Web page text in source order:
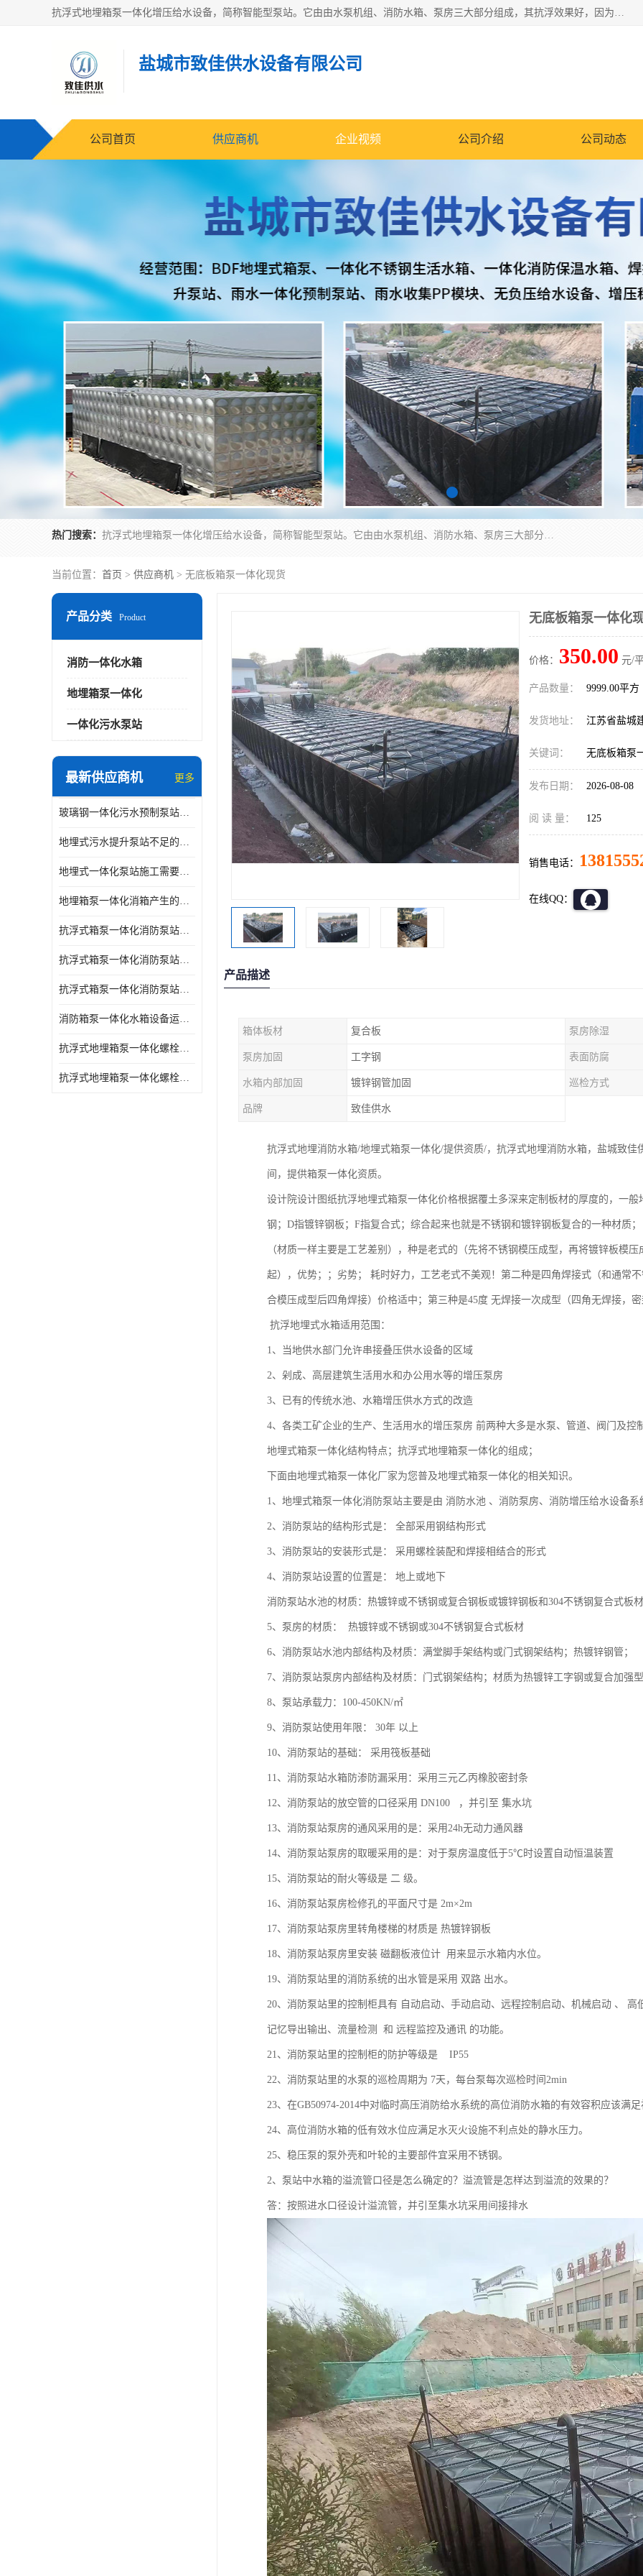
抗浮式地埋箱泵一体化增压给水设备，简称智能型泵站。它由由水泵机组、消防水箱、泵房三大部分组成，其抗浮效果好，因为设计时通过将底板与箱体联在一起，箱体重量抵消了地下水浮力。系统维护好，内部拉筋、泵站、管道，喷淋等各部运行正堂，无一损坏；结构更牢固。
盐城市致佳供水设备有限公司
公司首页 供应商机 企业视频 公司介绍 公司动态
热门搜索： 抗浮式地埋箱泵一体化增压给水设备，简称智能型泵站。它由由水泵机组、消防水箱、泵房三大部分组成，其抗浮效果好，因为设计时通过将底板与箱体联在一起，箱体重量抵消了地下水浮力。系统维护好，内部拉筋、泵站、管道，喷淋等各部运行正堂，无一损坏；结构更牢固。
当前位置： 首页 > 供应商机 > 无底板箱泵一体化现货
产品分类 Product
消防一体化水箱
地埋箱泵一体化
一体化污水泵站
最新供应商机 更多
玻璃钢一体化污水预制泵站与自耦底座怎么连接
地埋式污水提升泵站不足的原因
地埋式一体化泵站施工需要的环境特点
地埋箱泵一体化消箱产生的低频噪音怎样减少
抗浮式箱泵一体化消防泵站有哪些特点
抗浮式箱泵一体化消防泵站的应用场景
抗浮式箱泵一体化消防泵站的数据采集过程
消防箱泵一体化水箱设备运行过程中如护
抗浮式地埋箱泵一体化螺栓连接部分如何防止漏水、漏气呢
抗浮式地埋箱泵一体化螺栓连接部分
无底板箱泵一体化
价格： 350.00 元/
产品数量： 9999.00平方
发货地址： 江苏省盐城
关键词： 无底板箱泵
发布日期： 2026-08-08
阅 读 量： 125
销售电话：
在线QQ：
产品描述
箱体板材 复合板 泵房除湿
泵房加固 工字钢 表面防腐
水箱内部加固 镀锌钢管加固 巡检方式
品牌 致佳供水
抗浮式地埋消防水箱/地埋式箱泵一体化/提供资质/，抗浮式地埋消防水箱，盐城致
间，提供箱泵一体化资质。
设计院设计图纸抗浮地埋式箱泵一体化价格根据覆土多深来定制板材的厚度的，一
钢；D指镀锌钢板；F指复合式；综合起来也就是不锈钢和镀锌钢板复合的一种材质
（材质一样主要是工艺差别），种是老式的（先将不锈钢模压成型，再将镀锌板模
起），优势；；劣势； 耗时好力，工艺老式不美观！第二种是四角焊接式（和通常
合模压成型后四角焊接）价格适中；第三种是45度 无焊接一次成型（四角无焊接，
抗浮地埋式水箱适用范围：
1、当地供水部门允许串接叠压供水设备的区域
2、剁成、高层建筑生活用水和办公用水等的增压泵房
3、已有的传统水池、水箱增压供水方式的改造
4、各类工矿企业的生产、生活用水的增压泵房 前两种大多是水泵、管道、阀门及控
地埋式箱泵一体化结构特点；抗浮式地埋箱泵一体化的组成；
下面由地埋式箱泵一体化厂家为您普及地埋式箱泵一体化的相关知识。
1、地埋式箱泵一体化消防泵站主要是由 消防水池 、消防泵房、消防增压给水设备
2、消防泵站的结构形式是： 全部采用钢结构形式
3、消防泵站的安装形式是： 采用螺栓装配和焊接相结合的形式
4、消防泵站设置的位置是： 地上或地下
消防泵站水池的材质：热镀锌或不锈钢或复合钢板或镀锌钢板和304不锈钢复合式板材
5、泵房的材质： 热镀锌或不锈钢或304不锈钢复合式板材
6、消防泵站水池内部结构及材质：满堂脚手架结构或门式钢架结构；热镀锌钢管；
7、消防泵站泵房内部结构及材质：门式钢架结构；材质为热镀锌工字钢或复合加强
8、泵站承载力：100-450KN/㎡
9、消防泵站使用年限： 30年 以上
10、消防泵站的基础： 采用筏板基础
11、消防泵站水箱防渗防漏采用：采用三元乙丙橡胶密封条
12、消防泵站的放空管的口径采用 DN100 ，并引至 集水坑
13、消防泵站泵房的通风采用的是：采用24h无动力通风器
14、消防泵站泵房的取暖采用的是：对于泵房温度低于5℃时设置自动恒温装置
15、消防泵站的耐火等级是 二 级。
16、消防泵站泵房检修孔的平面尺寸是 2m×2m
17、消防泵站泵房里转角楼梯的材质是 热镀锌钢板
18、消防泵站泵房里安装 磁翻板液位计 用来显示水箱内水位。
19、消防泵站里的消防系统的出水管是采用 双路 出水。
20、消防泵站里的控制柜具有 自动启动、手动启动、远程控制启动、机械启动 、
记忆导出输出、流量检测 和 远程监控及通讯 的功能。
21、消防泵站里的控制柜的防护等级是 IP55
22、消防泵站里的水泵的巡检周期为 7天，每台泵每次巡检时间2min
23、在GB50974-2014中对临时高压消防给水系统的高位消防水箱的有效容积应该满
24、高位消防水箱的低有效水位应满足水灭火设施不利点处的静水压力。
25、稳压泵的泵外壳和叶轮的主要部件宜采用不锈钢。
2、泵站中水箱的溢流管口径是怎么确定的？溢流管是怎样达到溢流的效果的？
答：按照进水口径设计溢流管，并引至集水坑采用间接排水